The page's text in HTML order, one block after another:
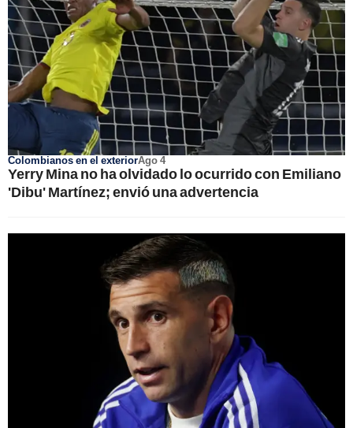
Colombianos en el exteriorAgo 4
Yerry Mina no ha olvidado lo ocurrido con Emiliano
'Dibu' Martínez; envió una advertencia